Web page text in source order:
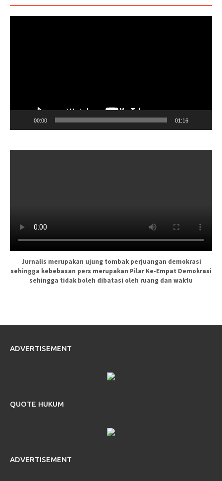
00:00 01:16
Jurnalis merupakan ujung tombak perjuangan demokrasi
sehingga kebebasan pers merupakan Pilar Ke-Empat Demokrasi
sehingga tidak boleh dibatasi oleh ruang dan waktu
ADVERTISEMENT
QUOTE HUKUM
ADVERTISEMENT